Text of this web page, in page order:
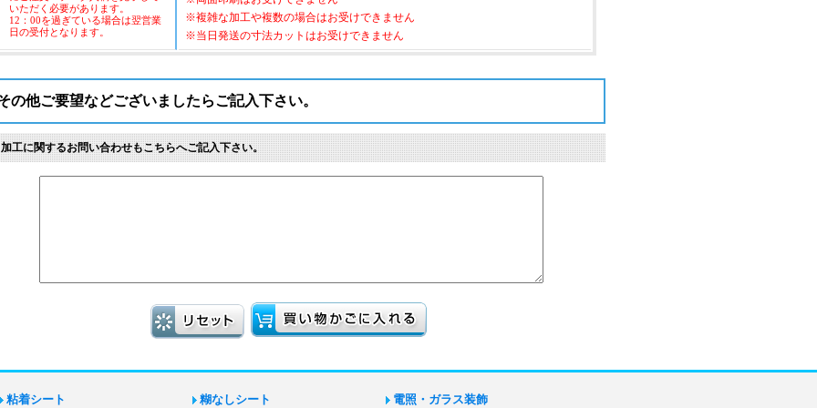
いただく必要があります。
12：00を過ぎている場合は翌営業
日の受付となります。
※複雑な加工や複数の場合はお受けできません
※当日発送の寸法カットはお受けできません
の他ご要望などございましたらご記入下さい。
工に関するお問い合わせもこちらへご記入下さい。
粘着シート 糊なしシート 電照・ガラス装飾